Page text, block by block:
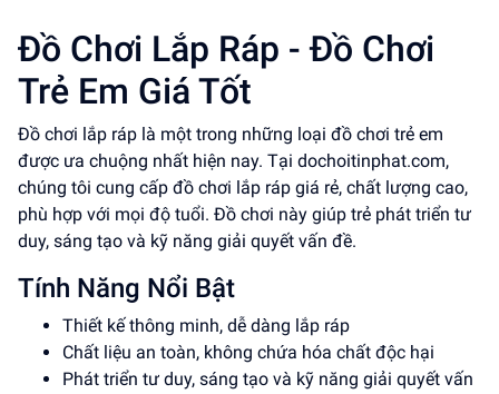
Đồ Chơi Lắp Ráp - Đồ Chơi
Trẻ Em Giá Tốt
Đồ chơi lắp ráp là một trong những loại đồ chơi trẻ em
được ưa chuộng nhất hiện nay. Tại dochoitinphat.com,
chúng tôi cung cấp đồ chơi lắp ráp giá rẻ, chất lượng cao,
phù hợp với mọi độ tuổi. Đồ chơi này giúp trẻ phát triển tư
duy, sáng tạo và kỹ năng giải quyết vấn đề.
Tính Năng Nổi Bật
Thiết kế thông minh, dễ dàng lắp ráp
Chất liệu an toàn, không chứa hóa chất độc hại
Phát triển tư duy, sáng tạo và kỹ năng giải quyết vấn